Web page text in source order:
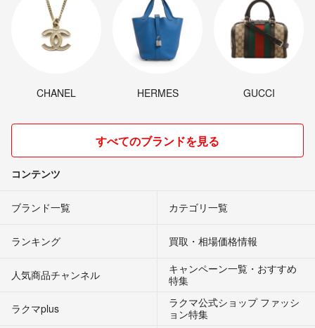
CHANEL HERMES GUCCI
すべてのブランドを見る
コンテンツ
ブランド一覧 カテゴリ一覧
ランキング 買取・相場価格情報
人気商品チャンネル
キャンペーン一覧・おすすめ
特集
ラクマplus
ラクマ公式ショップ ファッシ
ョン特集